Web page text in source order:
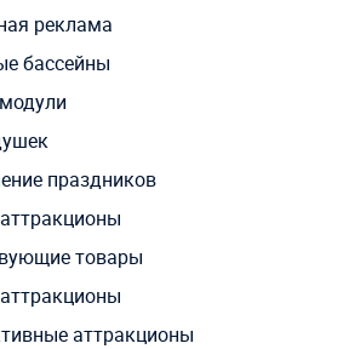
реклама
бассейны
праздников
товары
аттракционы